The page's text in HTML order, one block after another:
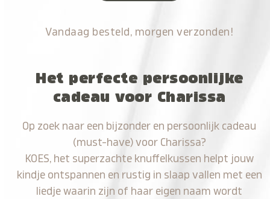
Vandaag besteld, morgen verzonden!
Het perfecte persoonlijke
cadeau voor Charissa
Op zoek naar een bijzonder en persoonlijk cadeau
(must-have) voor Charissa?
KOES, het superzachte knuffelkussen helpt jouw
kindje ontspannen en rustig in slaap vallen met een
liedje waarin zijn of haar eigen naam wordt